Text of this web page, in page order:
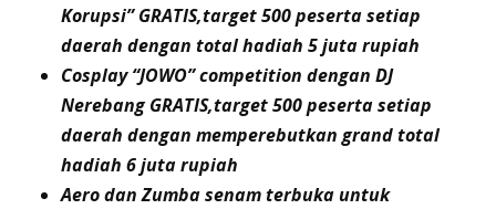
Korupsi” GRATIS,target 500 peserta setiap
daerah dengan total hadiah 5 juta rupiah
Cosplay “JOWO” competition dengan DJ
Nerebang GRATIS,target 500 peserta setiap
daerah dengan memperebutkan grand total
hadiah 6 juta rupiah
Aero dan Zumba senam terbuka untuk